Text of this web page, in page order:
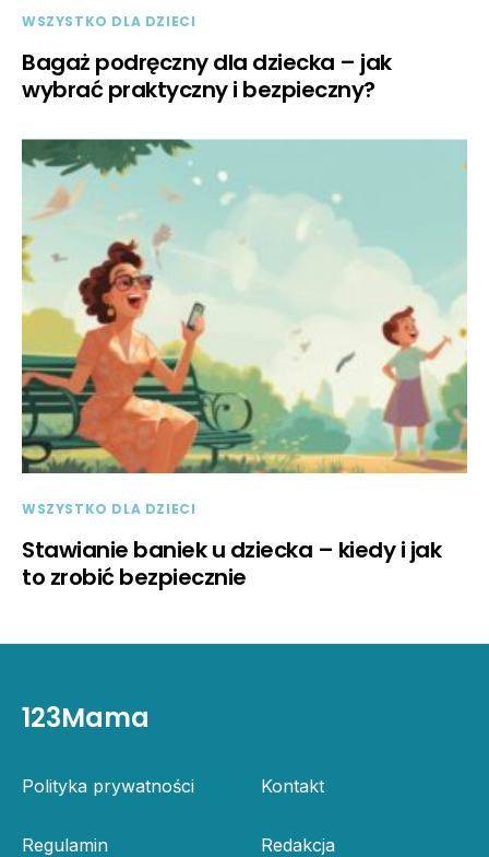
WSZYSTKO DLA DZIECI
Bagaż podręczny dla dziecka – jak
wybrać praktyczny i bezpieczny?
WSZYSTKO DLA DZIECI
Stawianie baniek u dziecka – kiedy i jak
to zrobić bezpiecznie
123Mama
Polityka prywatności Kontakt
Regulamin Redakcja